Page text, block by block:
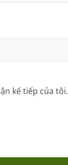
kế tiếp của tôi.